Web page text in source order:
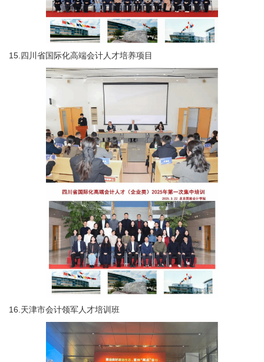
15.四川省国际化高端会计人才培养项目
16.天津市会计领军人才培训班